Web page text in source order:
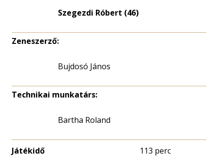
eloszlás
Szegezdi Róbert (46)
Zeneszerző:
Bujdosó János
Technikai munkatárs:
Bartha Roland
Játékidő 113 perc